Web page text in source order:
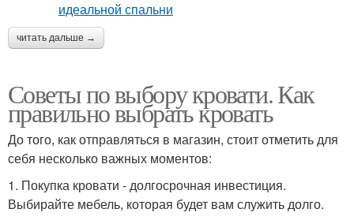
читать дальше →
Советы по выбору кровати. Как
правильно выбрать кровать
До того, как отправляться в магазин, стоит отметить для
себя несколько важных моментов:
1. Покупка кровати - долгосрочная инвестиция.
Выбирайте мебель, которая будет вам служить долго.